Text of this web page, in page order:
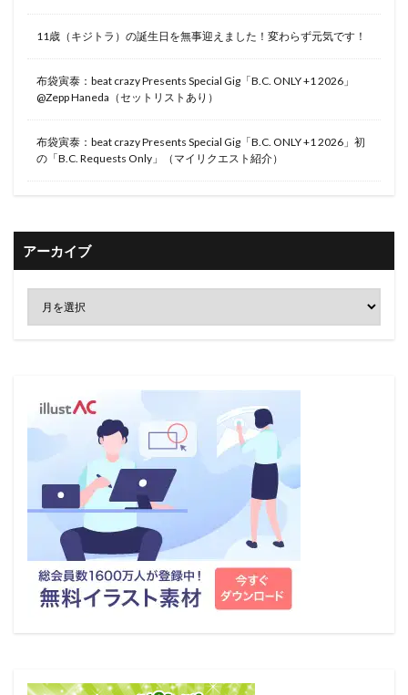
11歳（キジトラ）の誕生日を無事迎えました！変わらず元気です！
布袋寅泰：beat crazy Presents Special Gig「B.C. ONLY +1 2026」
@Zepp Haneda（セットリストあり）
布袋寅泰：beat crazy Presents Special Gig「B.C. ONLY +1 2026」初
の「B.C. Requests Only」（マイリクエスト紹介）
アーカイブ